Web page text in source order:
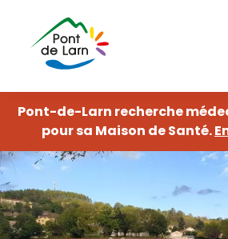
contenu
principal
Navigation
principale
Ma
commune
Histoire
Se
Ville
active
Pont-de-Larn recherche
pour sa Maison de Santé.